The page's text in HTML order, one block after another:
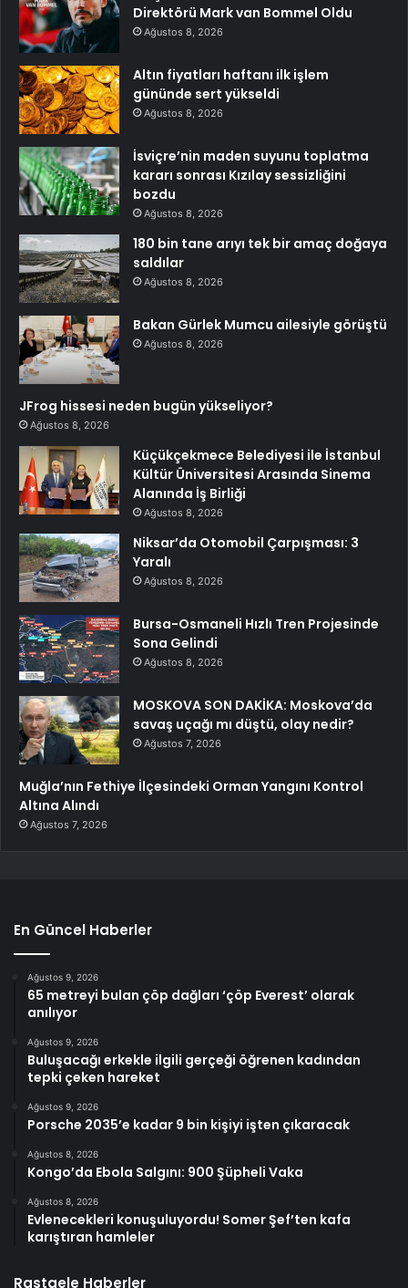
Direktörü Mark van Bommel Oldu
Ağustos 8, 2026
Altın fiyatları haftanı ilk işlem
gününde sert yükseldi
Ağustos 8, 2026
İsviçre’nin maden suyunu toplatma
kararı sonrası Kızılay sessizliğini
bozdu
Ağustos 8, 2026
180 bin tane arıyı tek bir amaç doğaya
saldılar
Ağustos 8, 2026
Bakan Gürlek Mumcu ailesiyle görüştü
Ağustos 8, 2026
JFrog hissesi neden bugün yükseliyor?
Ağustos 8, 2026
Küçükçekmece Belediyesi ile İstanbul
Kültür Üniversitesi Arasında Sinema
Alanında İş Birliği
Ağustos 8, 2026
Niksar’da Otomobil Çarpışması: 3
Yaralı
Ağustos 8, 2026
Bursa-Osmaneli Hızlı Tren Projesinde
Sona Gelindi
Ağustos 8, 2026
MOSKOVA SON DAKİKA: Moskova’da
savaş uçağı mı düştü, olay nedir?
Ağustos 7, 2026
Muğla’nın Fethiye İlçesindeki Orman Yangını Kontrol
Altına Alındı
Ağustos 7, 2026
En Güncel Haberler
Ağustos 9, 2026
65 metreyi bulan çöp dağları ‘çöp Everest’ olarak
anılıyor
Ağustos 9, 2026
Buluşacağı erkekle ilgili gerçeği öğrenen kadından
tepki çeken hareket
Ağustos 9, 2026
Porsche 2035’e kadar 9 bin kişiyi işten çıkaracak
Ağustos 8, 2026
Kongo’da Ebola Salgını: 900 Şüpheli Vaka
Ağustos 8, 2026
Evlenecekleri konuşuluyordu! Somer Şef’ten kafa
karıştıran hamleler
Rastgele Haberler